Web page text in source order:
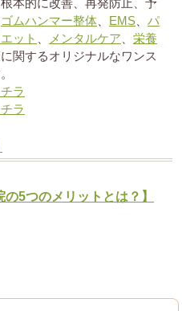
本的に改善、再発防止、予
ゴムハンマー整体 EMS
パ
ット メンタルケア
栄養
関するオリジナルなワンス
ラ
ラ
5つのメリットとは？】